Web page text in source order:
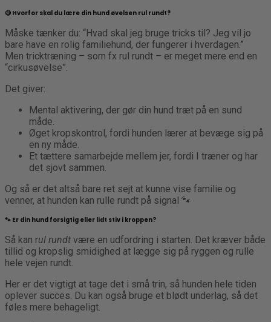
😅 Hvorfor skal du lære din hund øvelsen rul rundt?
Måske tænker du: “Hvad skal jeg bruge tricks til? Jeg vil jo
bare have en rolig familiehund, der fungerer i hverdagen.”
Men tricktræning – som fx rul rundt – er meget mere end en
“cirkusøvelse”.
Det giver:
Mental aktivering, der gør din hund træt på en sund
måde.
Øget kropskontrol, fordi hunden lærer at bevæge sig på
en ny måde.
Et tættere samarbejde mellem jer, fordi I træner og har
det sjovt sammen.
Og så er det altså bare ret sejt at kunne vise familie og
venner, at hunden kan rulle rundt på signal 🐾
🐾 Er din hund forsigtig eller lidt stiv i kroppen?
Så kan rul rundt være en udfordring i starten. Det kræver både
tillid og kropslig smidighed at lægge sig på ryggen og rulle
hele vejen rundt.
Her er det vigtigt at tage det i små trin, så hunden hele tiden
oplever succes. Du kan også bruge et blødt underlag, så det
føles mere behageligt.